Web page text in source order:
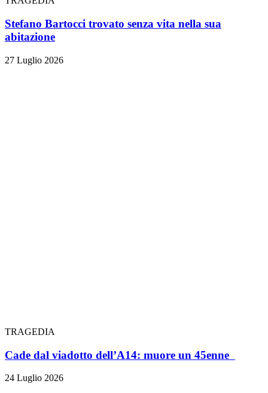
Stefano Bartocci trovato senza vita nella sua
abitazione
27 Luglio 2026
TRAGEDIA
Cade dal viadotto dell’A14: muore un 45enne
24 Luglio 2026